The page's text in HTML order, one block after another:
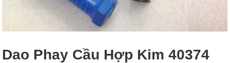
Dao Phay Cầu Hợp Kim 40374